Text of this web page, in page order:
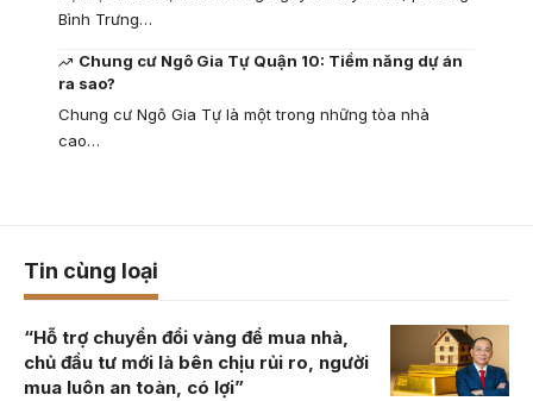
Bình Trưng…
Chung cư Ngô Gia Tự Quận 10: Tiềm năng dự án
ra sao?
Chung cư Ngô Gia Tự là một trong những tòa nhà
cao…
Tin cùng loại
“Hỗ trợ chuyển đổi vàng để mua nhà,
chủ đầu tư mới là bên chịu rủi ro, người
mua luôn an toàn, có lợi”